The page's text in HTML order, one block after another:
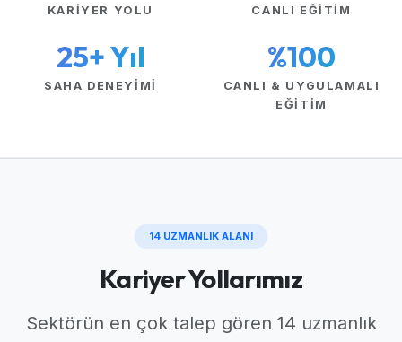
KARIYER YOLU CANLI EĞITIM
25+ Yıl
SAHA DENEYIMI
%100
CANLI & UYGULAMALI
EĞITIM
14 UZMANLIK ALANI
Kariyer Yollarımız
Sektörün en çok talep gören 14 uzmanlık